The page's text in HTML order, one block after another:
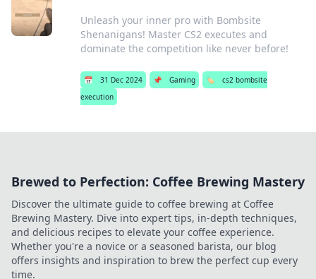
Unleash your inner pro with Bombsite
Shenanigans! Master CS2 executes and
dominate the competition like never before!
📅 31 Dec 2024 📌 Gaming 🏷️
cs2 bombsite
execution
Brewed to Perfection: Coffee Brewing Mastery
Discover the ultimate guide to coffee brewing at Coffee
Brewing Mastery. Dive into expert tips, in-depth techniques,
and delicious recipes to elevate your coffee experience.
Whether you're a novice or a seasoned barista, our blog
offers insights and inspiration to brew the perfect cup every
time.